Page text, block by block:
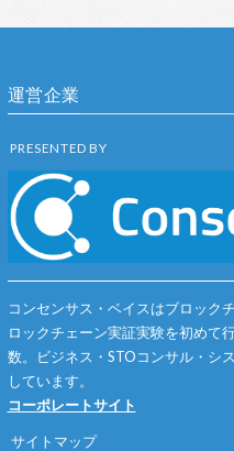
運営企業
PRESENTED BY
コンセンサス・ベイスはブロック
ロックチェーン実証実験を初めて
数。ビジネス・STOコンサル・シ
しています。
コーポレートサイト
サイトマップ